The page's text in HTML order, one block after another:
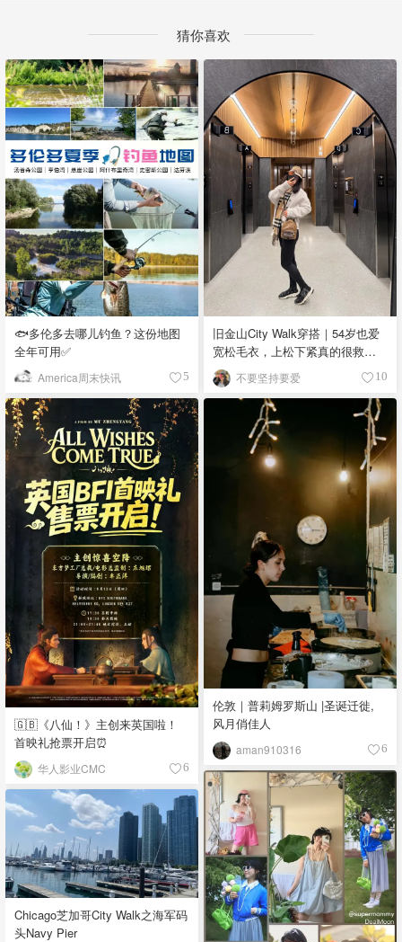
猜你喜欢
🐟多伦多去哪儿钓鱼？这份地图
全年可用✅
America周末快讯 5
旧金山City Walk穿搭｜54岁也爱
宽松毛衣，上松下紧真的很救比
例
不要坚持要爱 10
🇬🇧《八仙！》主创来英国啦！
首映礼抢票开启⏰
华人影业CMC 6
伦敦｜普莉姆罗斯山 |圣诞迁徙,
风月俏佳人
aman910316 6
Chicago芝加哥City Walk之海军码
头Navy Pier